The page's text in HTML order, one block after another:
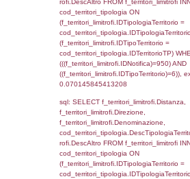
sql: SELECT
f_confini INNER
ON
INNER JOIN